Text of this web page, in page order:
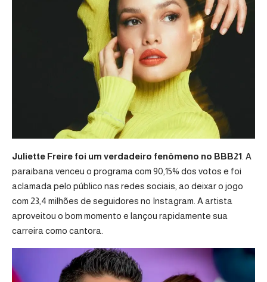
Juliette Freire foi um verdadeiro fenômeno no BBB21 . A
paraibana venceu o programa com 90,15% dos votos e foi
aclamada pelo público nas redes sociais, ao deixar o jogo
com 23,4 milhões de seguidores no Instagram. A artista
aproveitou o bom momento e lançou rapidamente sua
carreira como cantora.